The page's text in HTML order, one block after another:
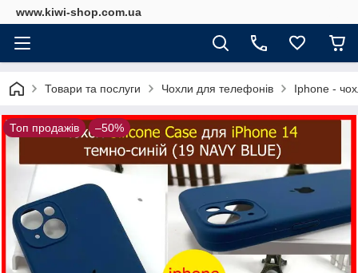
www.kiwi-shop.com.ua
Товари та послуги Чохли для телефонів Iphone -
Топ продажів –50%